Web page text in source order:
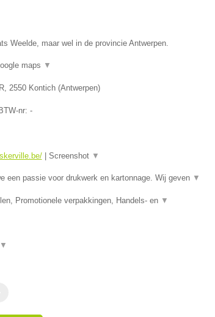
Weelde, maar wel in de provincie Antwerpen.
maps ▼
, 2550 Kontich(Antwerpen)
nr: -
| Screenshot ▼
een passie voor drukwerk en kartonnage. Wij geven ▼
Promotionele verpakkingen, Handels- en ▼
▼